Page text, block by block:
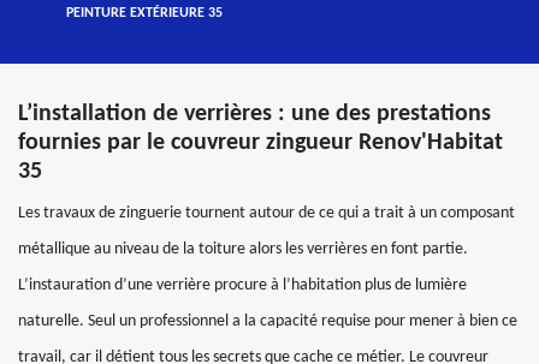
PEINTURE EXTÉRIEURE 35
L’installation de verrières : une des prestations
fournies par le couvreur zingueur Renov'Habitat
35
Les travaux de zinguerie tournent autour de ce qui a trait à un composant
métallique au niveau de la toiture alors les verrières en font partie.
L’instauration d’une verrière procure à l’habitation plus de lumière
naturelle. Seul un professionnel a la capacité requise pour mener à bien ce
travail, car il détient tous les secrets que cache ce métier. Le couvreur